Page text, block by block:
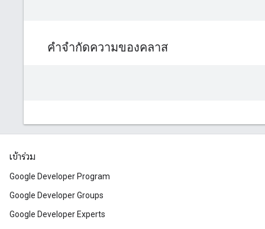
เข้าร่วม
Google Developer Program
Google Developer Groups
Google Developer Experts